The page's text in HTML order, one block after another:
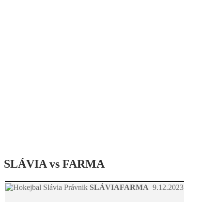
SLÁVIA vs FARMA
SLÁVIAFARMA 9.12.2023